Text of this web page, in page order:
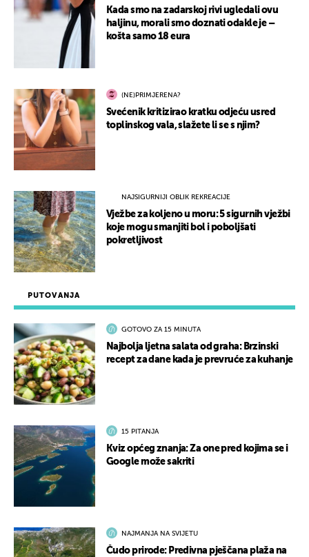
PUTOVANJA
GOTOVO ZA 15 MINUTA
Najbolja ljetna salata od graha: Brzinski
recept za dane kada je prevruće za kuhanje
15 PITANJA
Kviz općeg znanja: Za one pred kojima se i
Google može sakriti
NAJMANJA NA SVIJETU
Čudo prirode: Predivna pješčana plaža na
Kada smo na zadarskoj rivi ugledali ovu
haljinu, morali smo doznati odakle je –
košta samo 18 eura
(NE)PRIMJERENA?
Svećenik kritizirao kratku odjeću usred
toplinskog vala, slažete li se s njim?
NAJSIGURNIJI OBLIK REKREACIJE
Vježbe za koljeno u moru: 5 sigurnih vježbi
koje mogu smanjiti bol i poboljšati
pokretljivost